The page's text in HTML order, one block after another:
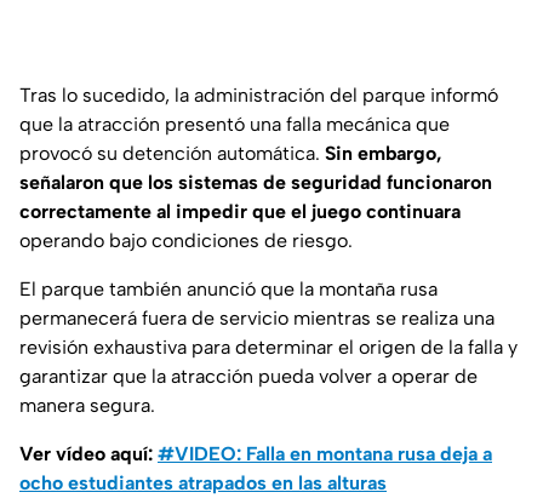
Tras lo sucedido, la administración del parque informó
que la atracción presentó una falla mecánica que
provocó su detención automática. Sin embargo,
señalaron que los sistemas de seguridad funcionaron
correctamente al impedir que el juego continuara
operando bajo condiciones de riesgo.
El parque también anunció que la montaña rusa
permanecerá fuera de servicio mientras se realiza una
revisión exhaustiva para determinar el origen de la falla y
garantizar que la atracción pueda volver a operar de
manera segura.
Ver vídeo aquí: #VIDEO: Falla en montana rusa deja a
ocho estudiantes atrapados en las alturas